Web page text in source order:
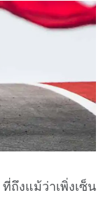
ที่ถึงแม้ว่าเพิ่งเซ็น